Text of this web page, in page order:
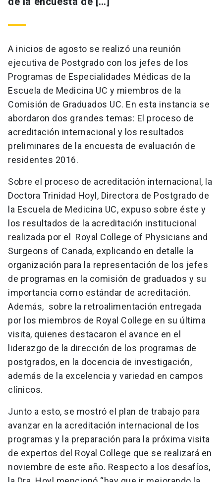
A inicios de agosto se realizó una reunión
ejecutiva de Postgrado con los jefes de los
Programas de Especialidades Médicas de la
Escuela de Medicina UC y miembros de la
Comisión de Graduados UC. En esta instancia se
abordaron dos grandes temas: El proceso de
acreditación internacional y los resultados
preliminares de la encuesta de evaluación de
residentes 2016.
Sobre el proceso de acreditación internacional, la
Doctora Trinidad Hoyl, Directora de Postgrado de
la Escuela de Medicina UC, expuso sobre éste y
los resultados de la acreditación institucional
realizada por el Royal College of Physicians and
Surgeons of Canada, explicando en detalle la
organización para la representación de los jefes
de programas en la comisión de graduados y su
importancia como estándar de acreditación.
Además, sobre la retroalimentación entregada
por los miembros de Royal College en su última
visita, quienes destacaron el avance en el
liderazgo de la dirección de los programas de
postgrados, en la docencia de investigación,
además de la excelencia y variedad en campos
clínicos.
Junto a esto, se mostró el plan de trabajo para
avanzar en la acreditación internacional de los
programas y la preparación para la próxima visita
de expertos del Royal College que se realizará en
noviembre de este año. Respecto a los desafíos,